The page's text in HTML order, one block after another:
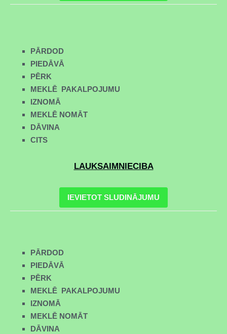
PĀRDOD
PIEDĀVĀ
PĒRK
MEKLĒ PAKALPOJUMU
IZNOMĀ
MEKLĒ NOMĀT
DĀVINA
CITS
LAUKSAIMNIECIBA
IEVIETOT SLUDINĀJUMU
PĀRDOD
PIEDĀVĀ
PĒRK
MEKLĒ PAKALPOJUMU
IZNOMĀ
MEKLĒ NOMĀT
DĀVINA